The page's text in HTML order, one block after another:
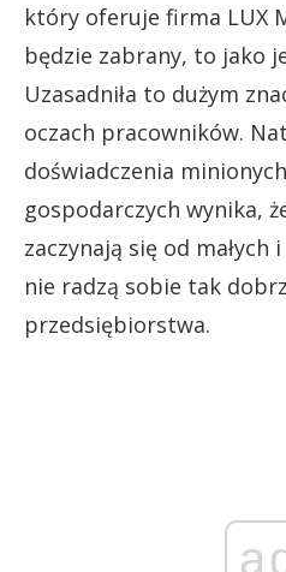
który oferuje firma LUX
będzie zabrany, to jako
Uzasadniła to dużym
oczach pracowników.
doświadczenia
gospodarczych wynika,
zaczynają się od
nie radzą sobie tak
przedsiębiorstwa.